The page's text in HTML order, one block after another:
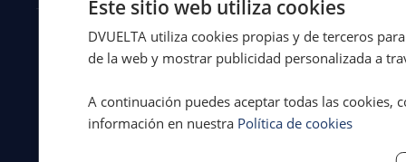
© 2026 Dvuelta
Asistencia Legal
Aviso legal·
Privacidad·
Términos y
condiciones
Este sitio web utiliza cookies
DVUELTA utiliza cookies propias y de terceros
de la web y mostrar publicidad personalizada a
A continuación puedes aceptar todas las cookies,
información en nuestra Política de cookies